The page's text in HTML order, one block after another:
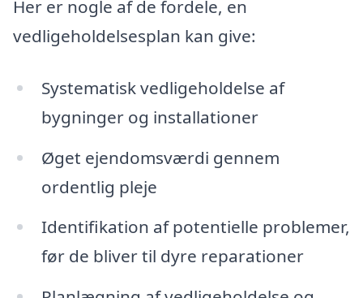
Her er nogle af de fordele, en
vedligeholdelsesplan kan give:
Systematisk vedligeholdelse af
bygninger og installationer
Øget ejendomsværdi gennem
ordentlig pleje
Identifikation af potentielle problemer,
før de bliver til dyre reparationer